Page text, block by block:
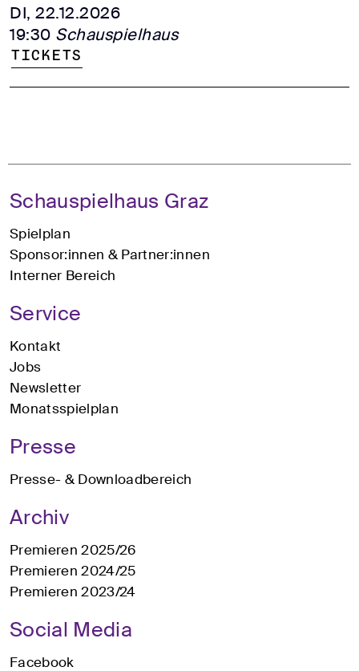
DI, 22.12.2026
19:30 Schauspielhaus
Tickets
Schauspielhaus Graz
Spielplan
Sponsor:innen & Partner:innen
Interner Bereich
Service
Kontakt
Jobs
Newsletter
Monatsspielplan
Presse
Presse- & Downloadbereich
Archiv
Premieren 2025/26
Premieren 2024/25
Premieren 2023/24
Social Media
Facebook